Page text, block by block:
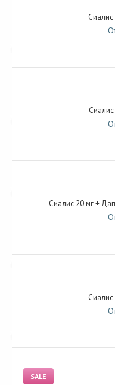
Сиалис
Сиалис 20 мг +
Сиалис
SALE